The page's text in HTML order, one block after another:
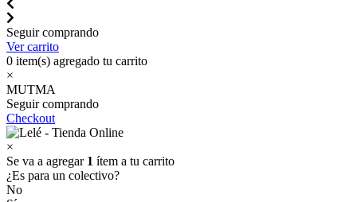
Seguir comprando
Ver carrito
0 item(s) agregado tu carrito
×
MUTMA
Seguir comprando
Checkout
×
Se va a agregar 1 ítem a tu carrito
¿Es para un colectivo?
No